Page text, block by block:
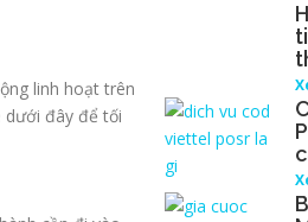
linh hoạt trên
dưới đây để tối